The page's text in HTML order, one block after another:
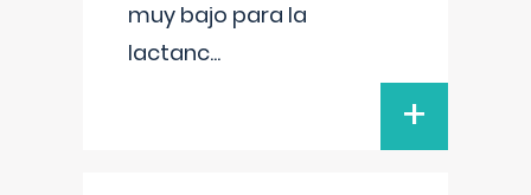
muy bajo para la
lactanc...
+